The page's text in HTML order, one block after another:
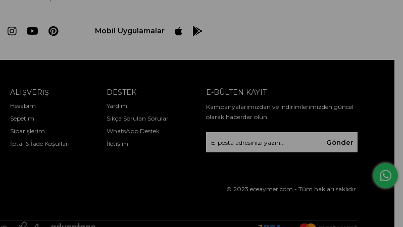
Mobil Uygulamalar
ALIŞVERİŞ
Hesabım
Sepetim
Siparişlerim
İptal & İade Koşulları
DESTEK
Yardım
Sıkça Sorulan Sorular
WhatsApp Destek
İletişim
E-BÜLTEN KAYIT
Kampanyalarımızdan ve indirimlerimizden güncel
olarak haberdar olun.
Gönder
© 2023 eceaymer.com - Tüm hakları saklıdır.